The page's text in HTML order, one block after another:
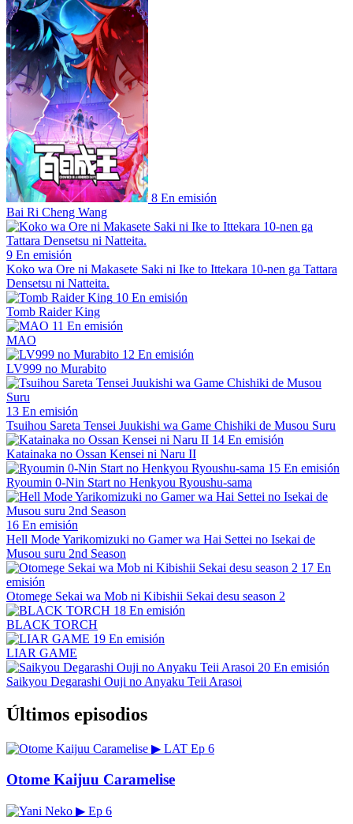
8 En emisión
Bai Ri Cheng Wang
9 En emisión
Koko wa Ore ni Makasete Saki ni Ike to Ittekara 10-nen ga Tattara
Densetsu ni Natteita.
10 En emisión
Tomb Raider King
11 En emisión
MAO
12 En emisión
LV999 no Murabito
13 En emisión
Tsuihou Sareta Tensei Juukishi wa Game Chishiki de Musou Suru
14 En emisión
Katainaka no Ossan Kensei ni Naru II
15 En emisión
Ryoumin 0-Nin Start no Henkyou Ryoushu-sama
16 En emisión
Hell Mode Yarikomizuki no Gamer wa Hai Settei no Isekai de
Musou suru 2nd Season
17 En
emisión
Otomege Sekai wa Mob ni Kibishii Sekai desu season 2
18 En emisión
BLACK TORCH
19 En emisión
LIAR GAME
20 En emisión
Saikyou Degarashi Ouji no Anyaku Teii Arasoi
Últimos episodios
▶ LAT Ep 6
Otome Kaijuu Caramelise
▶ Ep 6